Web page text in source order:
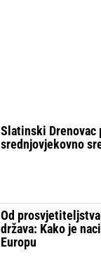
Slatinski Drenovac
srednjovjekovno
Od
država: Kako je
Europu